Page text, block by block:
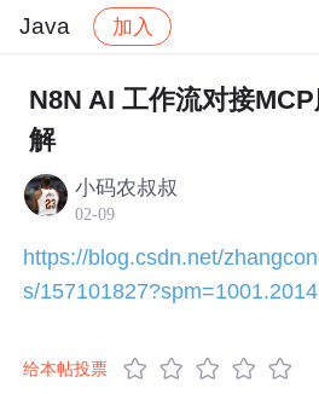
Java 加入
社区 Java 技术交流
N8N AI 工作流对接
解
小码农叔叔
02-09
https://blog.csdn.net/
s/
给本帖投票